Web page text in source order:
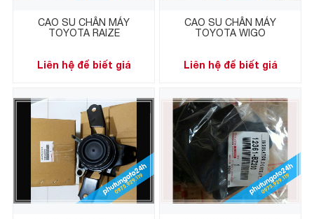
CAO SU CHÂN MÁY
TOYOTA RAIZE
Liên hệ để biết giá
CAO SU CHÂN MÁY
TOYOTA WIGO
Liên hệ để biết giá